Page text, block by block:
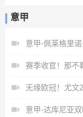
意甲
意甲-佩莱格里
意甲-达库尼亚